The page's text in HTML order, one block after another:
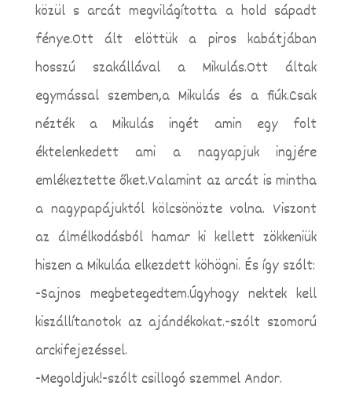
közül s arcát megvilágította a hold sápadt
fénye.Ott ált elöttük a piros kabátjában
hosszú szakállával a Mikulás.Ott áltak
egymással szemben,a Mikulás és a fiúk.Csak
nézték a Mikulás ingét amin egy folt
éktelenkedett ami a nagyapjuk ingjére
emlékeztette őket.Valamint az arcát is mintha
a nagypapájuktól kölcsönözte volna. Viszont
az álmélkodásból hamar ki kellett zökkeniük
hiszen a Mikuláa elkezdett köhögni. És így szólt:
-Sajnos megbetegedtem.Úgyhogy nektek kell
kiszállítanotok az ajándékokat.-szólt szomorú
arckifejezéssel.
-Megoldjuk!-szólt csillogó szemmel Andor.